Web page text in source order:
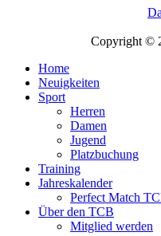
Copyright ©
Home
Neuigkeiten
Sport
Herren
Damen
Jugend
Platzbuchung
Training
Jahreskalender
Perfect Match
Über den TCB
Mitglied werden